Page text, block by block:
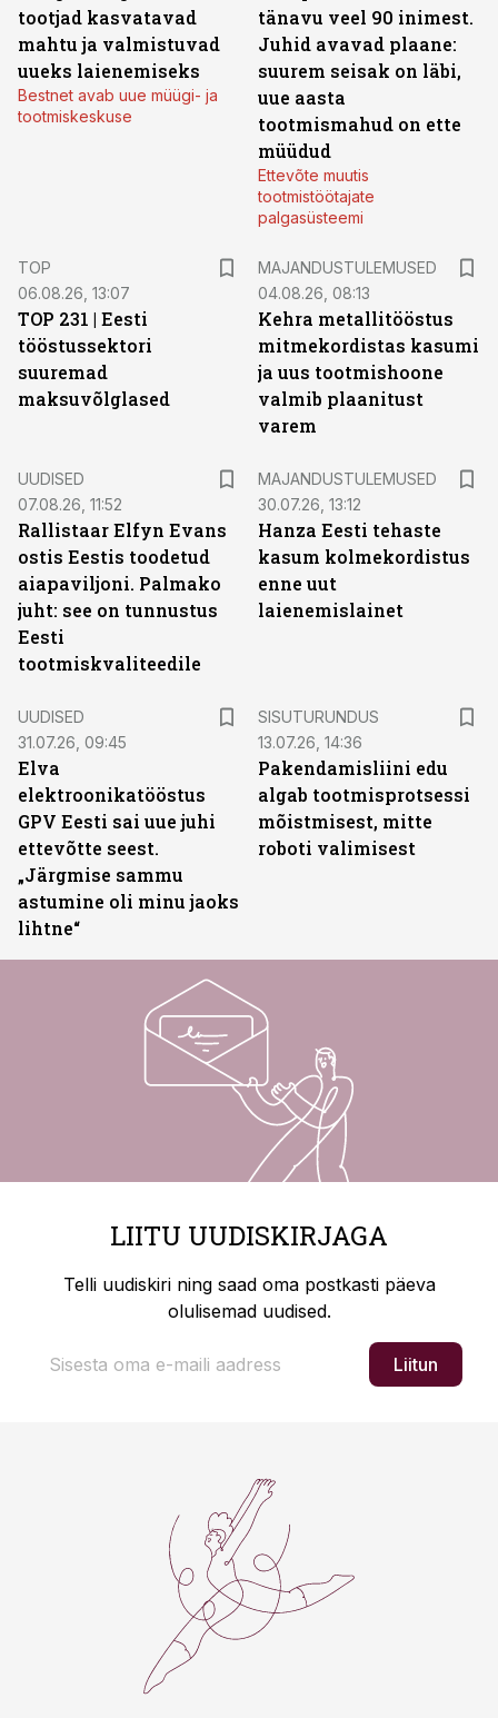
tootjad kasvatavad
mahtu ja valmistuvad
uueks laienemiseks
Bestnet avab uue müügi- ja
tootmiskeskuse
tänavu veel 90 inimest.
Juhid avavad plaane:
suurem seisak on läbi,
uue aasta
tootmismahud on ette
müüdud
Ettevõte muutis
tootmistöötajate
palgasüsteemi
TOP
06.08.26, 13:07
TOP 231 | Eesti
tööstussektori
suuremad
maksuvõlglased
MAJANDUSTULEMUSED
04.08.26, 08:13
Kehra metallitööstus
mitmekordistas kasumi
ja uus tootmishoone
valmib plaanitust
varem
UUDISED
07.08.26, 11:52
Rallistaar Elfyn Evans
ostis Eestis toodetud
aiapaviljoni. Palmako
juht: see on tunnustus
Eesti
tootmiskvaliteedile
MAJANDUSTULEMUSED
30.07.26, 13:12
Hanza Eesti tehaste
kasum kolmekordistus
enne uut
laienemislainet
UUDISED
31.07.26, 09:45
Elva
elektroonikatööstus
GPV Eesti sai uue juhi
ettevõtte seest.
„Järgmise sammu
astumine oli minu jaoks
lihtne“
SISUTURUNDUS
13.07.26, 14:36
Pakendamisliini edu
algab tootmisprotsessi
mõistmisest, mitte
roboti valimisest
LIITU UUDISKIRJAGA
Telli uudiskiri ning saad oma postkasti päeva
olulisemad uudised.
Liitun